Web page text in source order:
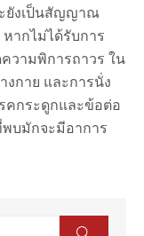
ยังเป็นสัญญาณ
ากไม่ได้รับการ
วามพิการถาวร ใน
กาย และการนั่ง
คกระดูกและข้อต่อ
บมักจะมีอาการ